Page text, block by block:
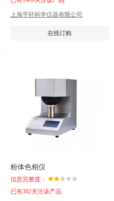
上海平轩科学仪器有限公司
在线订购
粉体色相仪
信息完整度：
已有302关注该产品